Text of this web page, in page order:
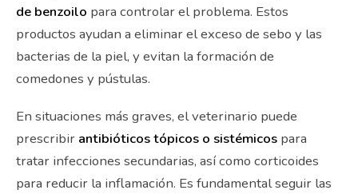
de benzoilo para controlar el problema. Estos
productos ayudan a eliminar el exceso de sebo y las
bacterias de la piel, y evitan la formación de
comedones y pústulas.
En situaciones más graves, el veterinario puede
prescribir antibióticos tópicos o sistémicos para
tratar infecciones secundarias, así como corticoides
para reducir la inflamación. Es fundamental seguir las